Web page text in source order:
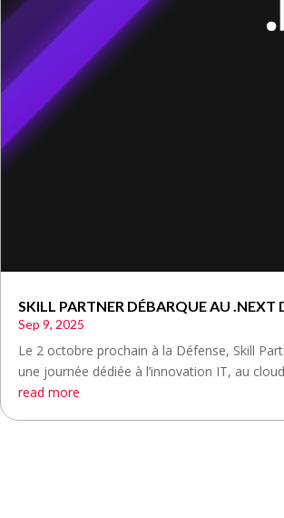
SKILL PARTNER DÉBARQUE AU .NEXT
Sep 9, 2025
Le 2 octobre prochain à la Défense, Skill
une journée dédiée à l’innovation IT, au
read more